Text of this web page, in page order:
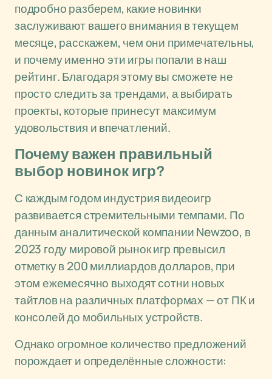
подробно разберем, какие новинки
заслуживают вашего внимания в текущем
месяце, расскажем, чем они примечательны,
и почему именно эти игры попали в наш
рейтинг. Благодаря этому вы сможете не
просто следить за трендами, а выбирать
проекты, которые принесут максимум
удовольствия и впечатлений.
Почему важен правильный
выбор новинок игр?
С каждым годом индустрия видеоигр
развивается стремительными темпами. По
данным аналитической компании Newzoo, в
2023 году мировой рынок игр превысил
отметку в 200 миллиардов долларов, при
этом ежемесячно выходят сотни новых
тайтлов на различных платформах — от ПК и
консолей до мобильных устройств.
Однако огромное количество предложений
порождает и определённые сложности: